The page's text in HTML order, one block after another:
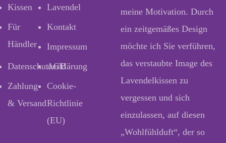
Kissen
Lavendel
Für
Händler
Kontakt
Impressum
Datenschutzerklärung
AGB
Zahlung
& Versand
Cookie-
Richtlinie
(EU)
meine Motivation. Durch
ein zeitgemäßes Design
möchte ich Sie verführen,
das verstaubte Image des
Lavendelkissen zu
vergessen und sich
einzulassen, auf diesen
„Wohlfühlduft“, der so